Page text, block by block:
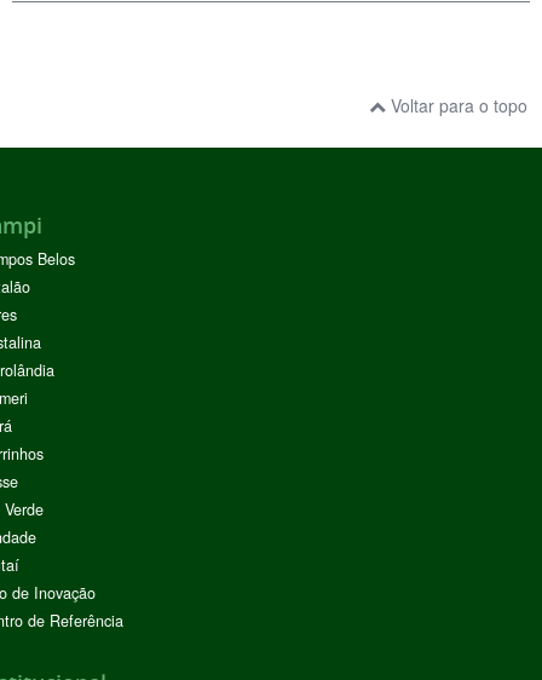
Voltar para o topo
Belos
de Inovação
de Referência